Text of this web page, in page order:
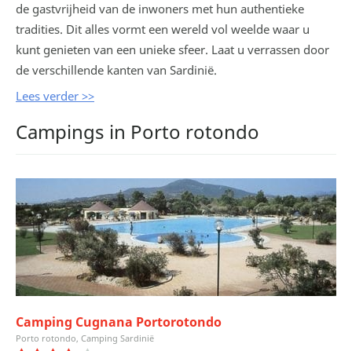
de gastvrijheid van de inwoners met hun authentieke
tradities. Dit alles vormt een wereld vol weelde waar u
kunt genieten van een unieke sfeer. Laat u verrassen door
de verschillende kanten van Sardinië.
Lees verder >>
Campings in Porto rotondo
Camping Cugnana Portorotondo
Porto rotondo, Camping Sardinië